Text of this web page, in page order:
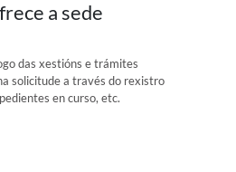
a sede
das xestións e trámites
solicitude a través do rexistro
en curso, etc.